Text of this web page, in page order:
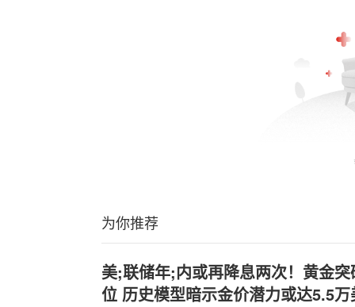
为你推荐
美;联储年;内或再降息两次！黄金
位 历史模型暗示金价潜力或达5.5万